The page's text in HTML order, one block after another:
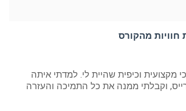
מהקורס
מקצועית וכיפית שהיית לי. למדתי איתה
וקבלתי ממנה את כל התמיכה והעזרה